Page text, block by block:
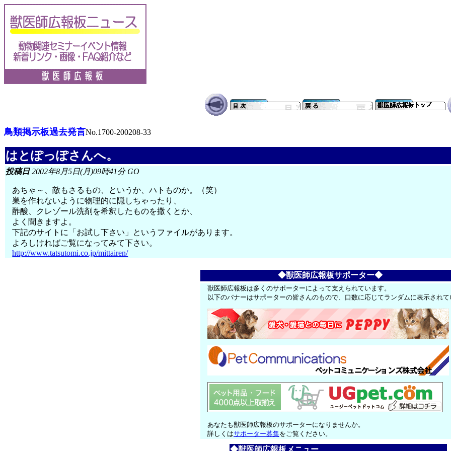
鳥類掲示板過去発言No.1700-200208-33
はとぽっぽさんへ。
投稿日2002年8月5日(月)09時41分 GO
あちゃ～、敵もさるもの、というか、ハトものか。（笑）
巣を作れないように物理的に隠しちゃったり、
酢酸、クレゾール洗剤を希釈したものを撒くとか、
よく聞きますよ。
下記のサイトに「お試し下さい」というファイルがあります。
よろしければご覧になってみて下さい。
http://www.tatsutomi.co.jp/mittairen/
◆獣医師広報板サポーター◆
獣医師広報板は多くのサポーターによって支えられています。
以下のバナーはサポーターの皆さんのもので、口数に応じてランダムに表示され
あなたも獣医師広報板のサポーターになりませんか。
詳しくはサポーター募集をご覧ください。
◆獣医師広報板メニュー